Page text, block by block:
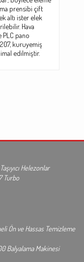
prensibi çift
altı ister elek
Hava
PLC pano
kuruyemiş
edilmiştir.
Helezonlar
Turbo
Ön ve Hassas Temizleme
Balyalama Makinesi